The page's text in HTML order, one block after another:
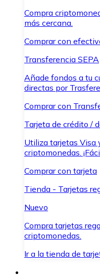
Compra
más cercana.
Comprar con
Transferencia SEPA
Añade fondos a tu
directas por
Comprar con
Tarjeta de crédito /
Utiliza tarjetas Visa
criptomonedas.
Comprar con tarjeta
Tienda - Tarjetas
Nuevo
Compra tarjetas
criptomonedas.
Ir a la tienda de